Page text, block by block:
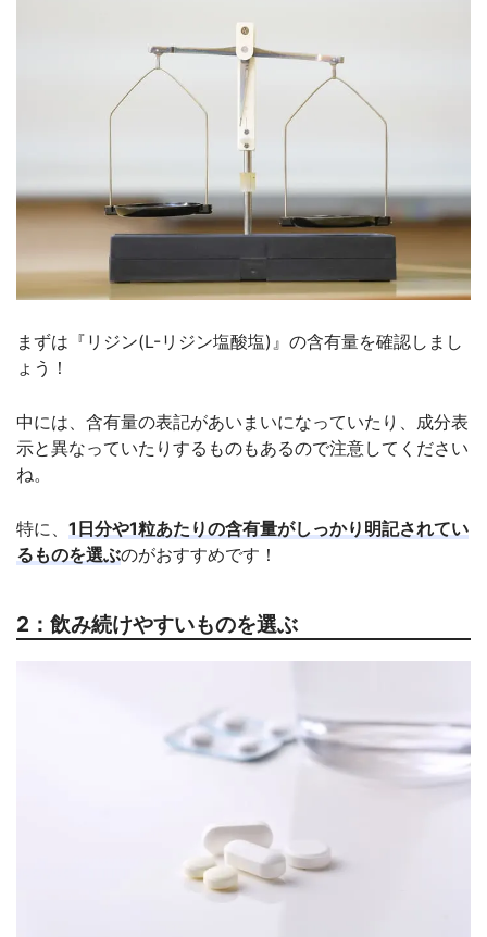
まずは『リジン(L-リジン塩酸塩)』の含有量を確認しまし
ょう！
中には、含有量の表記があいまいになっていたり、成分表
示と異なっていたりするものもあるので注意してください
ね。
特に、 1日分や1粒あたりの含有量がしっかり明記されてい
るものを選ぶのがおすすめです！
2：飲み続けやすいものを選ぶ